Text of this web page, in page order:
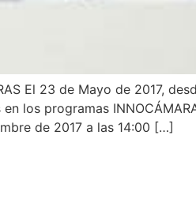
El 23 de Mayo de 2017,
los programas
de 2017 a las 14:00 […]